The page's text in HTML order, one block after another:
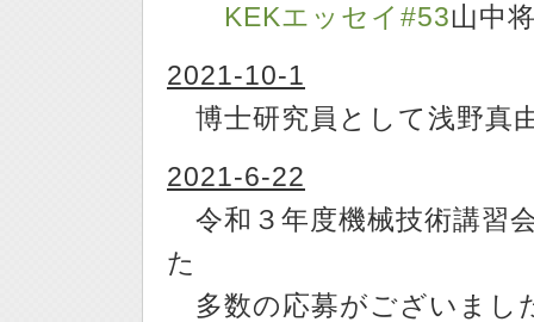
KEKエッセイ#53山中
2021-10-1
博士研究員として浅野真
2021-6-22
令和３年度機械技術講習
た
多数の応募がございまし